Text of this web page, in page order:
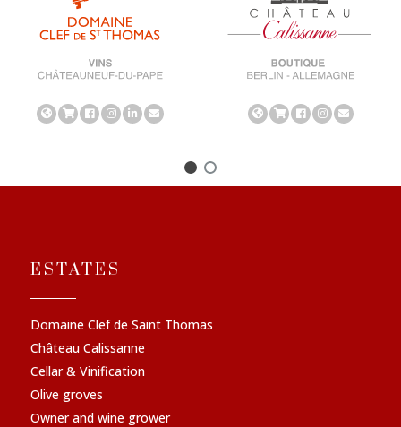
ESTATES
Domaine Clef de Saint Thomas
Château Calissanne
Cellar & Vinification
Olive groves
Owner and wine grower